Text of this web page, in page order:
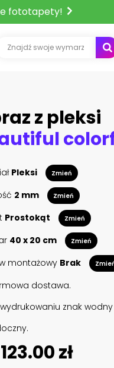
fototapety!
z pleksi
Pleksi Zmień
2 mm Zmień
Prostokąt Zmień
40 x 20 cm Zmień
montażowy Brak
dostawa.
znak
123.00 zł